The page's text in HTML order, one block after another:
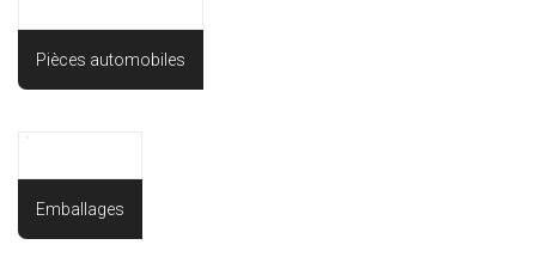
Pièces automobiles
Emballages